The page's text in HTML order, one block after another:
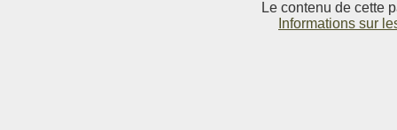
Le contenu de cette
Informations sur